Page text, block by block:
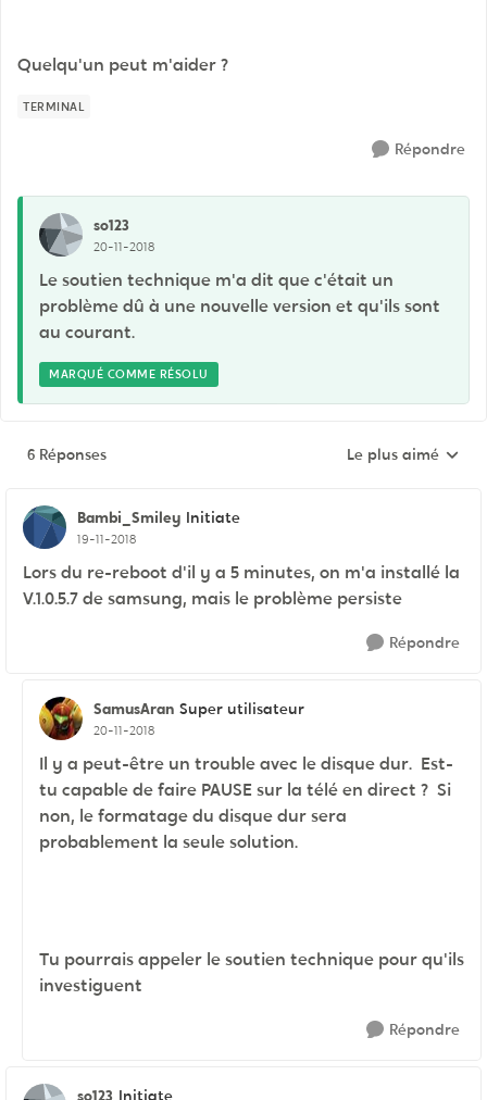
Quelqu'un peut m'aider ?
TERMINAL
Répondre
so123
20-11-2018
Le soutien technique m'a dit que c'était un
problème dû à une nouvelle version et qu'ils sont
au courant.
MARQUÉ COMME RÉSOLU
6 Réponses Réponses triées
Le plus aimé
Bambi_Smiley Initiate
19-11-2018
Lors du re-reboot d'il y a 5 minutes, on m'a installé la
V.1.0.5.7 de samsung, mais le problème persiste
Répondre
SamusAran Super utilisateur
20-11-2018
Il y a peut-être un trouble avec le disque dur. Est-
tu capable de faire PAUSE sur la télé en direct ? Si
non, le formatage du disque dur sera
probablement la seule solution.
Tu pourrais appeler le soutien technique pour qu'ils
investiguent
Répondre
so123 Initiate